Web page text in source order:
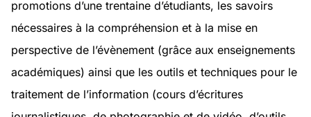
promotions d’une trentaine d’étudiants, les savoirs
nécessaires à la compréhension et à la mise en
perspective de l’évènement (grâce aux enseignements
académiques) ainsi que les outils et techniques pour le
traitement de l’information (cours d’écritures